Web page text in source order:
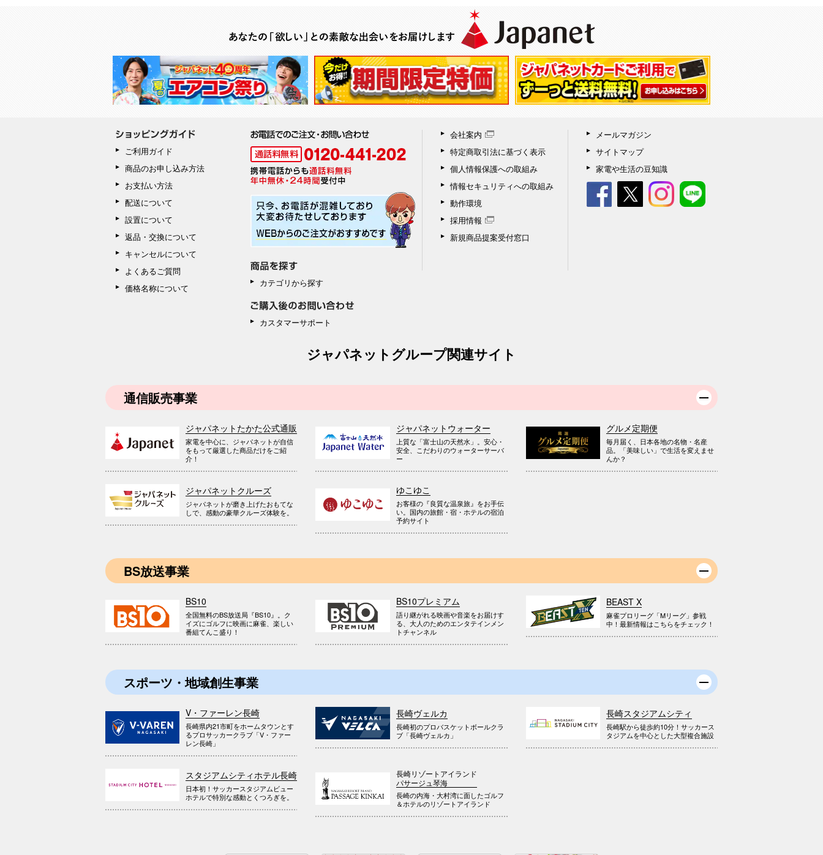
ご利用ガイド
商品のお申し込み方法
お支払い方法
配送について
設置について
返品・交換について
キャンセルについて
よくあるご質問
価格名称について
カテゴリから探す
カスタマーサポート
会社案内
特定商取引法に基づく表示
個人情報保護への取組み
情報セキュリティへの取組み
動作環境
採用情報
新規商品提案受付窓口
メールマガジン
サイトマップ
家電や生活の豆知識
ジャパネットグループ関連サイト
通信販売事業
ジャパネットたかた公式通販
家電を中心に、ジャパネットが自信
をもって厳選した商品だけをご紹
介！
ジャパネットウォーター
上質な「富士山の天然水」。安心・
安全、こだわりのウォーターサーバ
ー
グルメ定期便
毎月届く、日本各地の名物・名産
品。「美味しい」で生活を変えませ
んか？
ジャパネットクルーズ
ジャパネットが磨き上げたおもてな
しで、感動の豪華クルーズ体験を。
ゆこゆこ
お客様の『良質な温泉旅』をお手伝
い。国内の旅館・宿・ホテルの宿泊
予約サイト
BS放送事業
BS10
全国無料のBS放送局『BS10』。ク
イズにゴルフに映画に麻雀、楽しい
番組てんこ盛り！
BS10プレミアム
語り継がれる映画や音楽をお届けす
る、大人のためのエンタテインメン
トチャンネル
BEAST X
麻雀プロリーグ「Mリーグ」参戦
中！最新情報はこちらをチェック！
スポーツ・地域創生事業
V・ファーレン長崎
長崎県内21市町をホームタウンとす
るプロサッカークラブ「V・ファー
レン長崎」
長崎ヴェルカ
長崎初のプロバスケットボールクラ
ブ「長崎ヴェルカ」
長崎スタジアムシティ
長崎駅から徒歩約10分！サッカース
タジアムを中心とした大型複合施設
スタジアムシティホテル長崎
日本初！サッカースタジアムビュー
ホテルで特別な感動とくつろぎを。
長崎リゾートアイランド
パサージュ琴海
長崎の内海・大村湾に面したゴルフ
＆ホテルのリゾートアイランド